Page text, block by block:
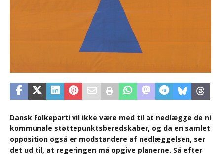
Dansk Folkeparti vil ikke være med til at nedlægge de ni
kommunale støttepunktsberedskaber, og da en samlet
opposition også er modstandere af nedlæggelsen, ser
det ud til, at regeringen må opgive planerne. Så efter